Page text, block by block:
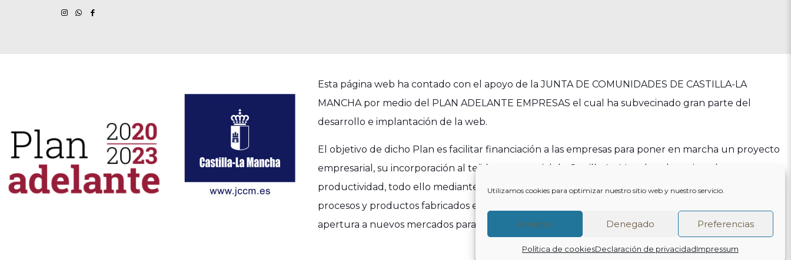
Utilizamos cookies para optimizar nuestro sitio web y nuestro servicio.
Acepto Denegado Preferencias
Política de cookiesDeclaración de privacidadImpressum
Esta página web ha contado con el apoyo de la JUNTA DE COMUNIDADES DE CASTILLA-LA
MANCHA por medio del PLAN ADELANTE EMPRESAS el cual ha subvecinado gran parte del
desarrollo e implantación de la web.
El objetivo de dicho Plan es facilitar financiación a las empresas para poner en marcha un proyecto
empresarial, su incorporación al tejido empresarial de Castilla-La Mancha y la mejora de su
productividad, todo ello mediante la realización de inversiones productivas, la mejora de los
procesos y productos fabricados en la región, la diferenciación de estos frente a la competencia y la
apertura a nuevos mercados para alcanzar la consolidación del tejido empresarial de la región.